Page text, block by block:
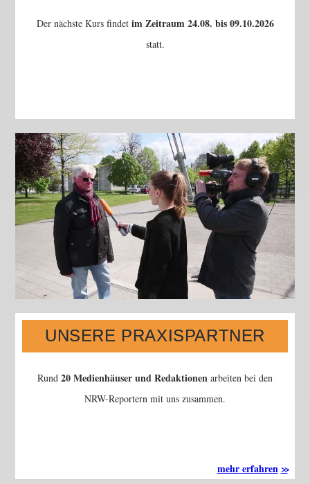
Der nächste Kurs findet im Zeitraum 24.08. bis 09.10.2026
statt.
UNSERE PRAXISPARTNER
Rund 20 Medienhäuser und Redaktionen arbeiten bei den
NRW-Reportern mit uns zusammen.
mehr erfahren